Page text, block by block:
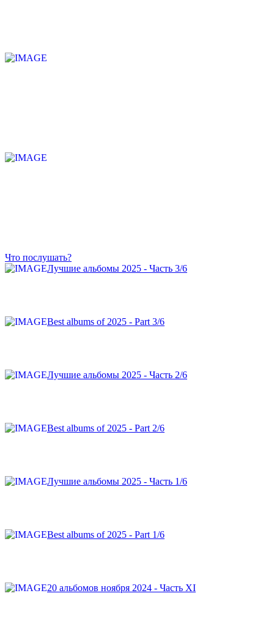
Что послушать?
Лучшие альбомы 2025 - Часть 3/6
Best albums of 2025 - Part 3/6
Лучшие альбомы 2025 - Часть 2/6
Best albums of 2025 - Part 2/6
Лучшие альбомы 2025 - Часть 1/6
Best albums of 2025 - Part 1/6
20 альбомов ноября 2024 - Часть XI